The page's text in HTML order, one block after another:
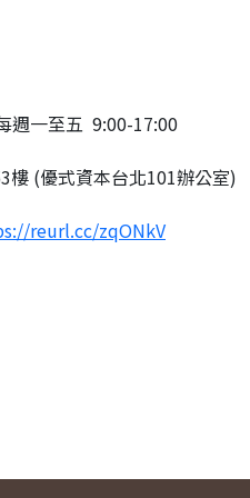
週一至五 9:00-17:00
樓 (優式資本台北101辦公室)
reurl.cc/zqONkV